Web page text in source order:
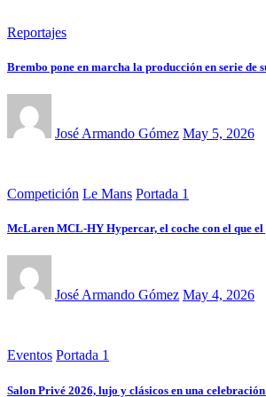
Reportajes
Brembo pone en marcha la producción en serie de
José Armando Gómez May 5, 2026
Competición Le Mans Portada 1
McLaren MCL-HY Hypercar, el coche con el que
José Armando Gómez May 4, 2026
Eventos Portada 1
Salon Privé 2026, lujo y clásicos en una